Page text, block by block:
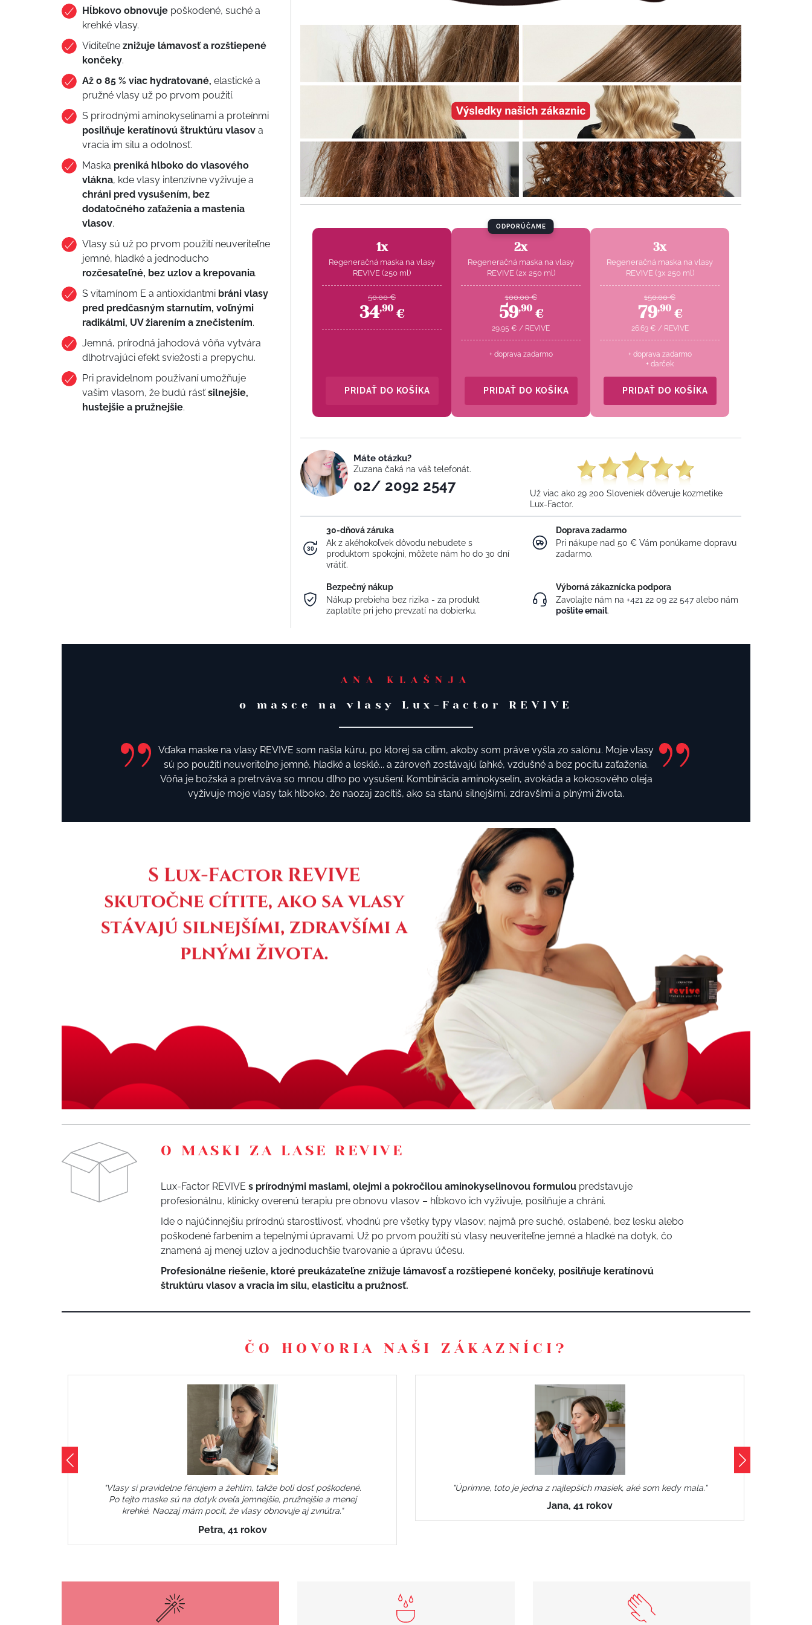
Hĺbkovo obnovuje poškodené, suché a
krehké vlasy.
Viditeľne znižuje lámavosť a rozštiepené
končeky.
Až o 85 % viac hydratované, elastické a
pružné vlasy už po prvom použití.
S prírodnými aminokyselinami a proteínmi
posilňuje keratínovú štruktúru vlasov a
vracia im silu a odolnosť.
Maska preniká hlboko do vlasového
vlákna, kde vlasy intenzívne vyživuje a
chráni pred vysušením, bez
dodatočného zaťaženia a mastenia
vlasov.
Vlasy sú už po prvom použití neuveriteľne
jemné, hladké a jednoducho
rozčesateľné, bez uzlov a krepovania.
S vitamínom E a antioxidantmi bráni vlasy
pred predčasným starnutím, voľnými
radikálmi, UV žiarením a znečistením.
Jemná, prírodná jahodová vôňa vytvára
dlhotrvajúci efekt sviežosti a prepychu.
Pri pravidelnom používaní umožňuje
vašim vlasom, že budú rásťsilnejšie,
hustejšie a pružnejšie.
1x
Regeneračná maska na vlasy
REVIVE (250 ml)
50.00 €
34,90 €
PRIDAŤ DO KOŠÍKA
ODPORÚČAME
2x
Regeneračná maska na vlasy
REVIVE (2x 250 ml)
100.00 €
59,90 €
29.95 € / REVIVE
+ doprava zadarmo
PRIDAŤ DO KOŠÍKA
3x
Regeneračná maska na vlasy
REVIVE (3x 250 ml)
150.00 €
79,90 €
26.63 € / REVIVE
+ doprava zadarmo
+ darček
PRIDAŤ DO KOŠÍKA
Máte otázku?
Zuzana čaká na váš telefonát.
02/ 2092 2547
Už viac ako 29 200 Sloveniek dôveruje kozmetike
Lux-Factor.
30-dňová záruka
Ak z akéhokoľvek dôvodu nebudete s
produktom spokojní, môžete nám ho do 30 dní
vrátiť.
Doprava zadarmo
Pri nákupe nad 50 € Vám ponúkame dopravu
zadarmo.
Bezpečný nákup
Nákup prebieha bez rizika - za produkt
zaplatíte pri jeho prevzatí na dobierku.
Výborná zákaznícka podpora
Zavolajte nám na +421 22 09 22 547alebo nám
pošlite email.
ANA KLAŠNJA
o masce na vlasy Lux-Factor REVIVE
Vďaka maske na vlasy REVIVE som našla kúru, po ktorej sa cítim, akoby som práve vyšla zo salónu. Moje vlasy
sú po použití neuveriteľne jemné, hladké a lesklé... a zároveň zostávajú ľahké, vzdušné a bez pocitu zaťaženia.
Vôňa je božská a pretrváva so mnou dlho po vysušení. Kombinácia aminokyselín, avokáda a kokosového oleja
vyživuje moje vlasy tak hlboko, že naozaj zacítiš, ako sa stanú silnejšími, zdravšími a plnými života.
O MASKI ZA LASE REVIVE
Lux-Factor REVIVE s prírodnými maslami, olejmi a pokročilou aminokyselinovou formulou predstavuje
profesionálnu, klinicky overenú terapiu pre obnovu vlasov – hĺbkovo ich vyživuje, posilňuje a chráni.
Ide o najúčinnejšiu prírodnú starostlivosť, vhodnú pre všetky typy vlasov; najmä pre suché, oslabené, bez lesku alebo
poškodené farbením a tepelnými úpravami. Už po prvom použití sú vlasy neuveriteľne jemné a hladké na dotyk, čo
znamená aj menej uzlov a jednoduchšie tvarovanie a úpravu účesu.
Profesionálne riešenie, ktoré preukázateľne znižuje lámavosť a rozštiepené končeky, posilňuje keratínovú
štruktúru vlasov a vracia im silu, elasticitu a pružnosť.
ČO HOVORIA NAŠI ZÁKAZNÍCI?
"Vlasy si pravidelne fénujem a žehlím, takže boli dosť poškodené.
Po tejto maske sú na dotyk oveľa jemnejšie, pružnejšie a menej
krehké. Naozaj mám pocit, že vlasy obnovuje aj zvnútra."
Petra, 41 rokov
"Úprimne, toto je jedna z najlepších masiek, aké som kedy mala."
Jana, 41 rokov